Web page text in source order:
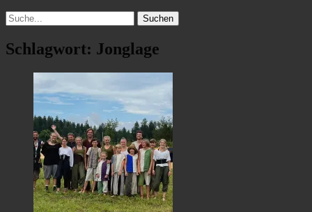
Suchen
Suchen
nach:
Schlagwort: Jonglage